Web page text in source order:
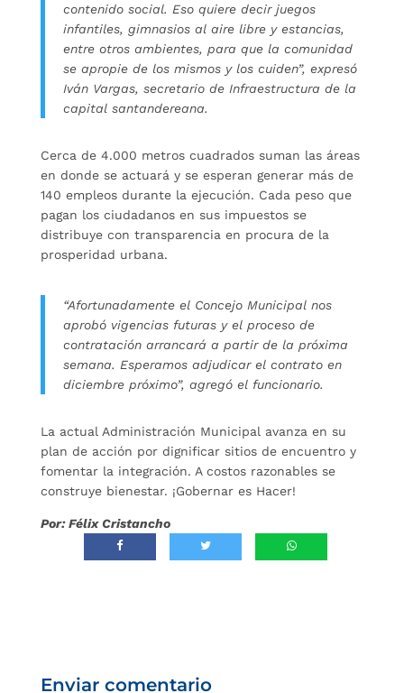
contenido social. Eso quiere decir juegos
infantiles, gimnasios al aire libre y estancias,
entre otros ambientes, para que la comunidad
se apropie de los mismos y los cuiden”, expresó
Iván Vargas, secretario de Infraestructura de la
capital santandereana.
Cerca de 4.000 metros cuadrados suman las áreas
en donde se actuará y se esperan generar más de
140 empleos durante la ejecución. Cada peso que
pagan los ciudadanos en sus impuestos se
distribuye con transparencia en procura de la
prosperidad urbana.
“Afortunadamente el Concejo Municipal nos
aprobó vigencias futuras y el proceso de
contratación arrancará a partir de la próxima
semana. Esperamos adjudicar el contrato en
diciembre próximo”, agregó el funcionario.
La actual Administración Municipal avanza en su
plan de acción por dignificar sitios de encuentro y
fomentar la integración. A costos razonables se
construye bienestar. ¡Gobernar es Hacer!
Por: Félix Cristancho
Enviar comentario